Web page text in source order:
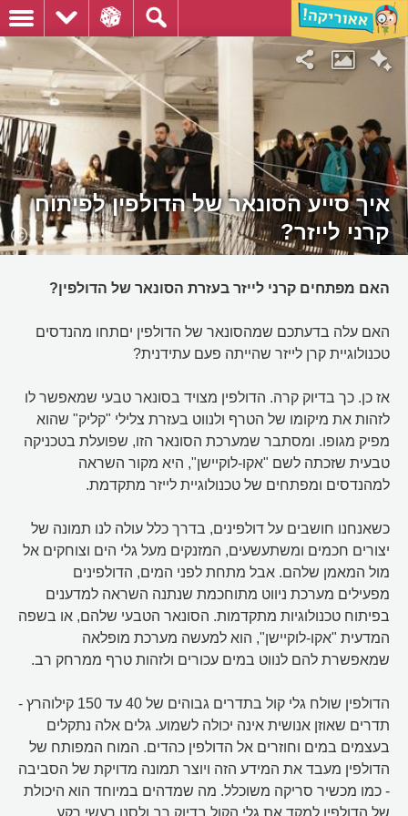
איך סייע הסונאר של הדולפין לפיתוח
קרני לייזר?
האם מפתחים קרני לייזר בעזרת הסונאר של הדולפין?
האם עלה בדעתכם שמהסונאר של הדולפין יםתחו מהנדסים
טכנולוגיית קרן לייזר שהייתה פעם עתידנית?
אז כן. כך בדיוק קרה. הדולפין מצויד בסונאר טבעי שמאפשר לו
לזהות את מיקומו של הטרף ולנווט בעזרת צלילי "קליק" שהוא
מפיק מגופו. ומסתבר שמערכת הסונאר הזו, שפועלת בטכניקה
טבעית שזכתה לשם "אקו-לוקיישן", היא מקור השראה
למהנדסים ומפתחים של טכנולוגיית לייזר מתקדמת.
כשאנחנו חושבים על דולפינים, בדרך כלל עולה לנו תמונה של
יצורים חכמים ומשתעשעים, המזנקים מעל גלי הים וצוחקים אל
מול המאמן שלהם. אבל מתחת לפני המים, הדולפינים
מפעילים מערכת ניווט מתוחכמת שנתנה השראה למדענים
בפיתוח טכנולוגיות מתקדמות. הסונאר הטבעי שלהם, או בשפה
המדעית "אקו-לוקיישן", הוא למעשה מערכת מופלאה
שמאפשרת להם לנווט במים עכורים ולזהות טרף ממרחק רב.
הדולפין שולח גלי קול בתדרים גבוהים של 40 עד 150 קילוהרץ -
תדרים שאוזן אנושית אינה יכולה לשמוע. גלים אלה נתקלים
בעצמים במים וחוזרים אל הדולפין כהדים. המוח המפותח של
הדולפין מעבד את המידע הזה ויוצר תמונה מדויקת של הסביבה
- כמו מכשיר סריקה משוכלל. מה שמדהים במיוחד הוא היכולת
של הדולפין למקד את גלי הקול בדיוק רב ולסנן רעשי רקע,